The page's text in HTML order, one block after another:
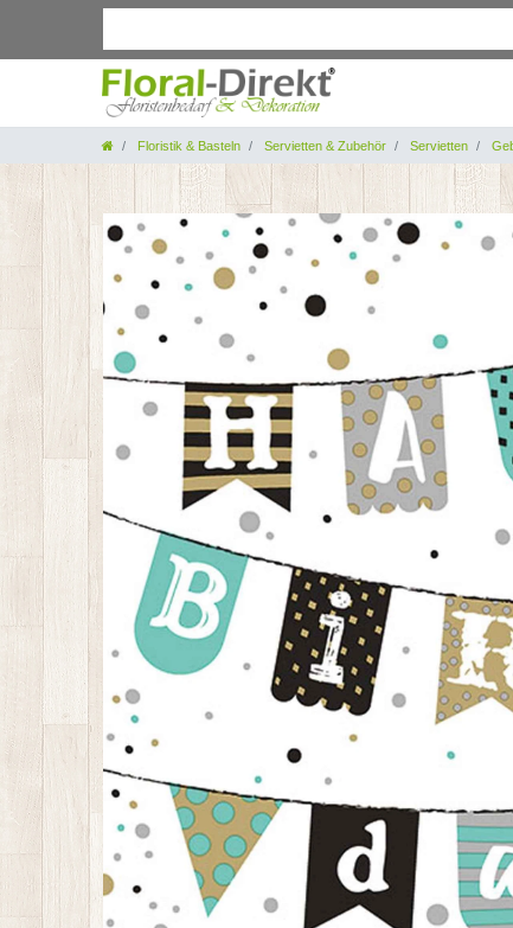
Floristik & Basteln Servietten & Zubehör Servietten